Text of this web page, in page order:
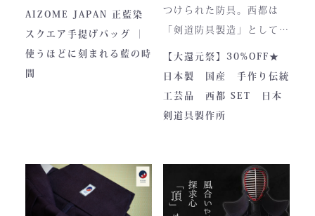
求した姿。そこに宿るの
は、全日本武道具が誇
る“実用美”と魂の職人技で
す。
さらに、熊本の熟練職人に
とってもお洒落な和柄の手
提げバッグです。
内側には2つのポケットが
ついております。
ハンドルの高さ：22cm
■仕様
AIZOME JAPAN 正藍染
スクエア手提げバッグ ｜
使うほどに刻まれる藍の時
間
つけられた防具。西都は
「剣道防具製造」として町
のPRやふるさと納税のた
めに作られました。しかし
全国の販売店様の強い意向
で卸販売を開始すると瞬く
トが町のPRとふるさと納
税ということもあり、高品
質低価格をできるだけ再現
【大還元祭】30%OFF★
日本製 国産 手作り伝統
工芸品 西都 SET 日本
剣道具製作所